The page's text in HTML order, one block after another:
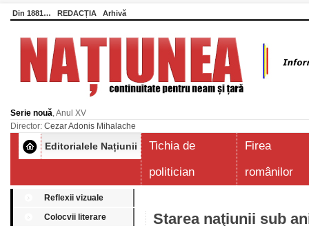
Din 1881… REDACȚIA Arhivă
Serie nouă, Anul XV
Director: Cezar Adonis Mihalache
Editorialele Națiunii
Tichia de
politician
Firea
românilor
Reflexii vizuale
Colocvii literare
Starea naţiunii sub